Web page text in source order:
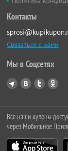
Контакты
Связаться с нами
Мы в Соцсетях
Все наши купоны
через Мобильное